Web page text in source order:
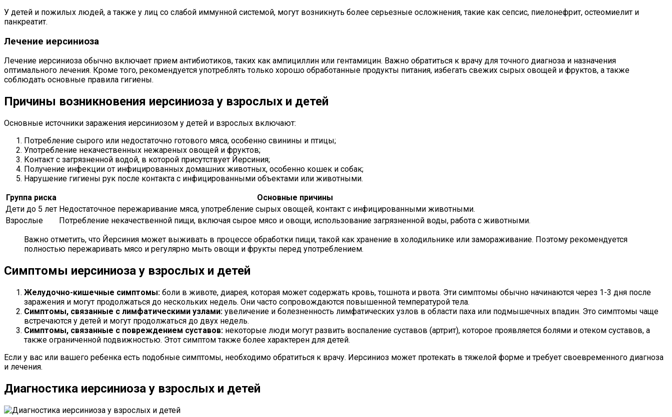
У детей и пожилых людей, а также у лиц со слабой иммунной системой, могут возникнуть более серьезные осложнения, такие как сепсис, пиелонефрит, остеомиелит и
панкреатит.
Лечение иерсиниоза
Лечение иерсиниоза обычно включает прием антибиотиков, таких как ампициллин или гентамицин. Важно обратиться к врачу для точного диагноза и назначения
оптимального лечения. Кроме того, рекомендуется употреблять только хорошо обработанные продукты питания, избегать свежих сырых овощей и фруктов, а также
соблюдать основные правила гигиены.
Причины возникновения иерсиниоза у взрослых и детей
Основные источники заражения иерсиниозом у детей и взрослых включают:
Потребление сырого или недостаточно готового мяса, особенно свинины и птицы;
Употребление некачественных нежареных овощей и фруктов;
Контакт с загрязненной водой, в которой присутствует Йерсиния;
Получение инфекции от инфицированных домашних животных, особенно кошек и собак;
Нарушение гигиены рук после контакта с инфицированными объектами или животными.
Группа риска
Основные причины
Дети до 5 лет Недостаточное пережаривание мяса, употребление сырых овощей, контакт с инфицированными животными.
Взрослые
Потребление некачественной пищи, включая сырое мясо и овощи, использование загрязненной воды, работа с животными.
Важно отметить, что Йерсиния может выживать в процессе обработки пищи, такой как хранение в холодильнике или замораживание. Поэтому рекомендуется
полностью пережаривать мясо и регулярно мыть овощи и фрукты перед употреблением.
Симптомы иерсиниоза у взрослых и детей
Желудочно-кишечные симптомы: боли в животе, диарея, которая может содержать кровь, тошнота и рвота. Эти симптомы обычно начинаются через 1-3 дня после
заражения и могут продолжаться до нескольких недель. Они часто сопровождаются повышенной температурой тела.
Симптомы, связанные с лимфатическими узлами: увеличение и болезненность лимфатических узлов в области паха или подмышечных впадин. Это симптомы чаще
встречаются у детей и могут продолжаться до двух недель.
Симптомы, связанные с повреждением суставов: некоторые люди могут развить воспаление суставов (артрит), которое проявляется болями и отеком суставов, а
также ограниченной подвижностью. Этот симптом также более характерен для детей.
Если у вас или вашего ребенка есть подобные симптомы, необходимо обратиться к врачу. Иерсиниоз может протекать в тяжелой форме и требует своевременного диагноза
и лечения.
Диагностика иерсиниоза у взрослых и детей